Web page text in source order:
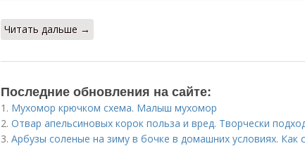
Читать дальше →
Последние обновления на сайте:
1. Мухомор крючком схема. Малыш мухомор
2. Отвар апельсиновых корок польза и вред. Творчески
3. Арбузы соленые на зиму в бочке в домашних условиях. Как